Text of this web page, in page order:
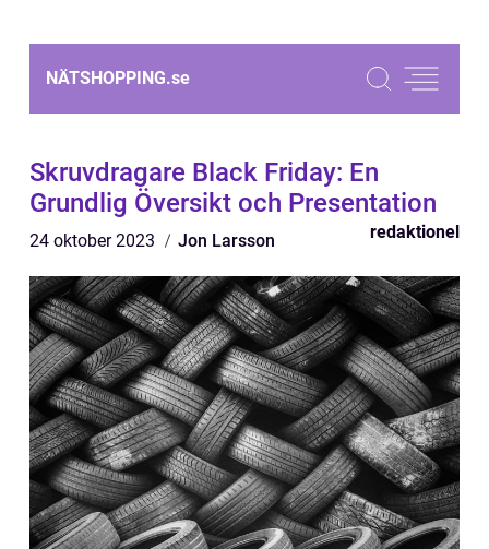
NÄTSHOPPING.se
Skruvdragare Black Friday: En
Grundlig Översikt och Presentation
24 oktober 2023 Jon Larsson redaktionel